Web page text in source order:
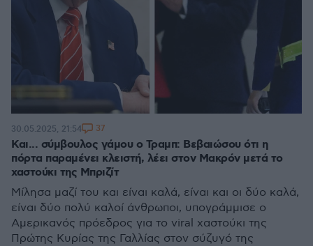
Και... σύμβουλος γάμου ο Τραμπ: Βεβαιώσου ότι η
πόρτα παραμένει κλειστή, λέει στον Μακρόν μετά το
χαστούκι της Μπριζίτ
Μίλησα μαζί του και είναι καλά, είναι και οι δύο καλά,
είναι δύο πολύ καλοί άνθρωποι, υπογράμμισε ο
Αμερικανός πρόεδρος για το viral χαστούκι της
Πρώτης Κυρίας της Γαλλίας στον σύζυγό της
30.05.2025, 21:54 37